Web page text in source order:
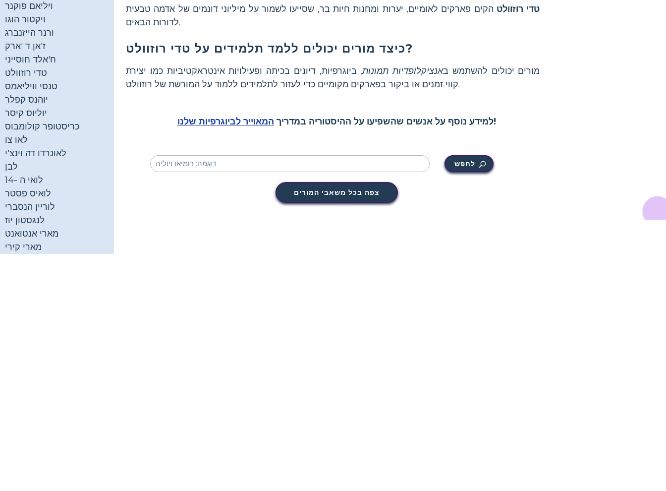
ויליאם פוקנר
ויקטור הוגו
ורנר הייזנברג
ז'אן ד 'ארק
ח'אלד חוסייני
טדי רוזוולט
טנסי וויליאמס
יוהנס קפלר
יוליוס קיסר
כריסטופר קולומבוס
לאו צו
לאונרדו דה וינצ'י
לבן
לואי ה -14
לואיס פסטר
לוריין הנסברי
לנגסטון יוז
מארי אנטואנט
מארי קירי
טדי רוזוולט הקים פארקים לאומיים, יערות ומחנות חיות בר, שסייעו לשמור על מיליוני דונמים של אדמה טבעית
לדורות הבאים.
כיצד מורים יכולים ללמד תלמידים על טדי רוזוולט?
מורים יכולים להשתמש באנציקלופדיות תמונות, ביוגרפיות, דיונים בכיתה ופעילויות אינטראקטיביות כמו יצירת
קווי זמנים או ביקור בפארקים מקומיים כדי לעזור לתלמידים ללמוד על המורשת של רוזוולט.
למידע נוסף על אנשים שהשפיעו על ההיסטוריה במדריך המאוייר לביוגרפיות שלנו !
לחפש
צפה בכל משאבי המורים